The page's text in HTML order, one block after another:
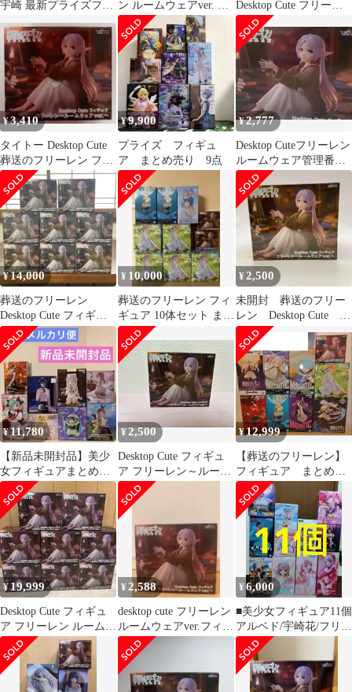
宇崎 最新プライズフィ
ギュア まとめ売り 13点
ン ルームウェアver. フ
ィギュア
Desktop Cute フリーレ
ン ルームウェアVER.
¥3,410
タイトー Desktop Cute
葬送のフリーレン フリ
ーレン～ルームウェア
ver.～ 再販版
¥9,900
プライズ フィギュ
ア まとめ売り 9点
¥2,777
Desktop Cuteフリーレン
ルームウェア管理番号
282602161403
¥14,000
葬送のフリーレン
Desktop Cute フィギュ
ア 新品未開封品 8点
¥ 10,000
葬送のフリーレン フィ
ギュア 10体セット まと
め売り プライズ
¥2,500
未開封 葬送のフリー
レン Desktop Cute フ
ィギュア フリーレ
ン ルームウェアver.
プライズ タイトー
(ME27-1403)
¥11,780
【新品未開封品】美少
女フィギュアまとめ売
り合計8点
¥2,500
Desktop Cute フィギュ
ア フリーレン～ルーム
ウェアver.～
¥12,999
【葬送のフリーレン】
フィギュア まとめ売
り
¥19,999
Desktop Cute フィギュ
ア フリーレン ルームウ
ェアver. 8点
¥ 2,588
desktop cute フリーレン
ルームウェアver.フィギ
ュア
¥6,000
■美少女フィギュア11個
アルベド/宇崎花/フリー
レン/喜多川海夢/緒山ま
ひろ等②